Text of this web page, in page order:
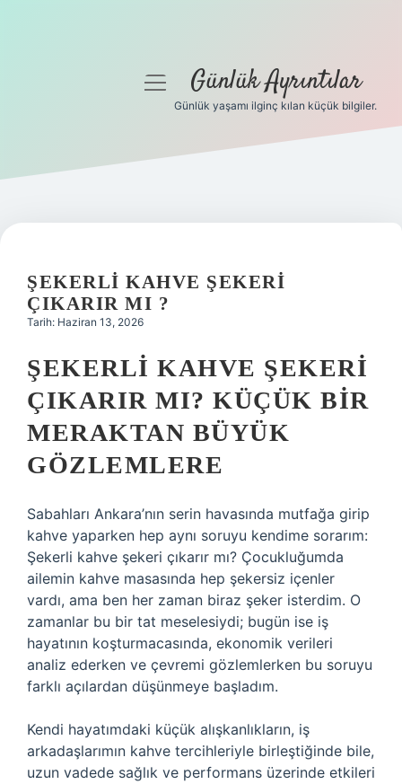
Gizlilik Politikası
Yasal Uyarı
menüyüGünlük Ayrıntılar
Günlük yaşamı ilginç kılan küçük bilgiler.
ŞEKERLI KAHVE ŞEKERI
ÇIKARIR MI ?
Tarih: Haziran 13, 2026
ŞEKERLI KAHVE ŞEKERI
ÇIKARIR MI? KÜÇÜK BIR
MERAKTAN BÜYÜK
GÖZLEMLERE
Sabahları Ankara’nın serin havasında mutfağa girip
kahve yaparken hep aynı soruyu kendime sorarım:
Şekerli kahve şekeri çıkarır mı? Çocukluğumda
ailemin kahve masasında hep şekersiz içenler
vardı, ama ben her zaman biraz şeker isterdim. O
zamanlar bu bir tat meselesiydi; bugün ise iş
hayatının koşturmacasında, ekonomik verileri
analiz ederken ve çevremi gözlemlerken bu soruyu
farklı açılardan düşünmeye başladım.
Kendi hayatımdaki küçük alışkanlıkların, iş
arkadaşlarımın kahve tercihleriyle birleştiğinde bile,
uzun vadede sağlık ve performans üzerinde etkileri